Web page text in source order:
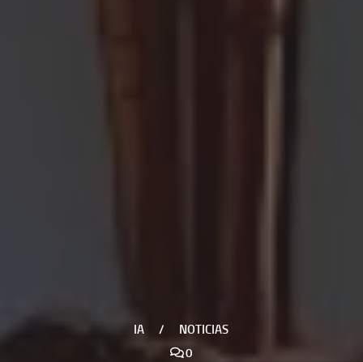
IA /
NOTICIAS
0